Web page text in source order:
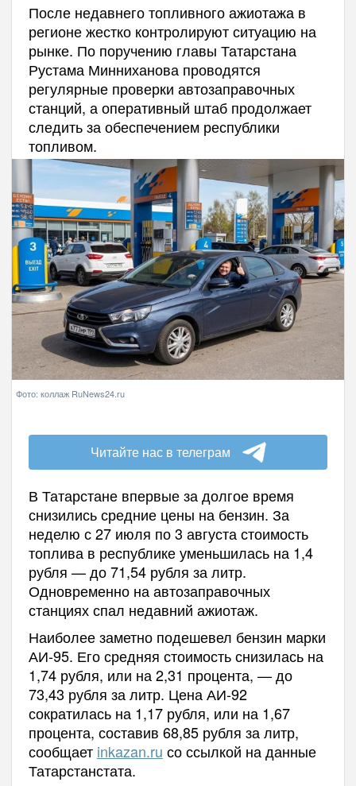
После недавнего топливного ажиотажа в
регионе жестко контролируют ситуацию на
рынке. По поручению главы Татарстана
Рустама Минниханова проводятся
регулярные проверки автозаправочных
станций, а оперативный штаб продолжает
следить за обеспечением республики
топливом.
Фото: коллаж RuNews24.ru
Читайте нас в телеграм
В Татарстане впервые за долгое время
снизились средние цены на бензин. За
неделю с 27 июля по 3 августа стоимость
топлива в республике уменьшилась на 1,4
рубля — до 71,54 рубля за литр.
Одновременно на автозаправочных
станциях спал недавний ажиотаж.
Наиболее заметно подешевел бензин марки
АИ-95. Его средняя стоимость снизилась на
1,74 рубля, или на 2,31 процента, — до
73,43 рубля за литр. Цена АИ-92
сократилась на 1,17 рубля, или на 1,67
процента, составив 68,85 рубля за литр,
сообщает inkazan.ru со ссылкой на данные
Татарстанстата.